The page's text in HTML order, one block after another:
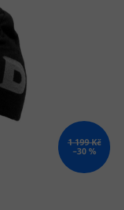
1 199 Kč
–30 %